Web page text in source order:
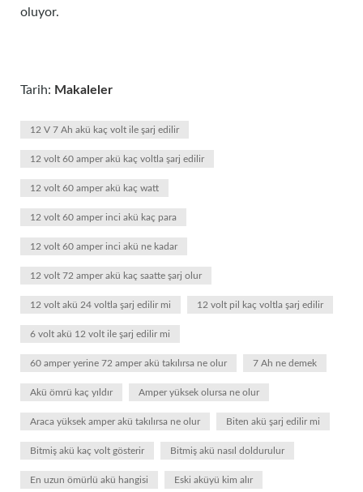
oluyor.
Tarih: Makaleler
12 V 7 Ah akü kaç volt ile şarj edilir
12 volt 60 amper akü kaç voltla şarj edilir
12 volt 60 amper akü kaç watt
12 volt 60 amper inci akü kaç para
12 volt 60 amper inci akü ne kadar
12 volt 72 amper akü kaç saatte şarj olur
12 volt akü 24 voltla şarj edilir mi 12 volt pil kaç voltla şarj edilir
6 volt akü 12 volt ile şarj edilir mi
60 amper yerine 72 amper akü takılırsa ne olur 7 Ah ne demek
Akü ömrü kaç yıldır Amper yüksek olursa ne olur
Araca yüksek amper akü takılırsa ne olur Biten akü şarj edilir mi
Bitmiş akü kaç volt gösterir Bitmiş akü nasıl doldurulur
En uzun ömürlü akü hangisi Eski aküyü kim alır